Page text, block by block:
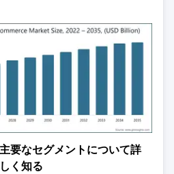
要なセグメントについて詳
しく知る